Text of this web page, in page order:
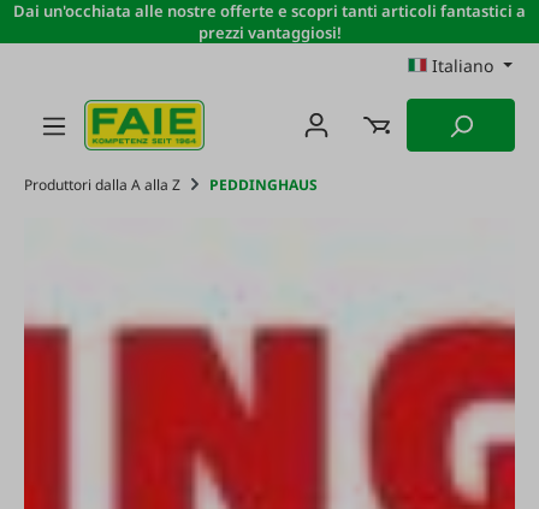
Passa al contenuto principale
Dai un'occhiata alle nostre offerte e scopri tanti articoli fantastici a
prezzi vantaggiosi!
Italiano
Produttori dalla A alla Z PEDDINGHAUS